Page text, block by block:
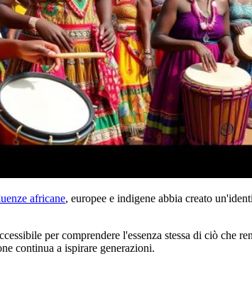
africane, europee e indigene abbia creato
per comprendere l'essenza stessa di ciò che
continua a ispirare generazioni.